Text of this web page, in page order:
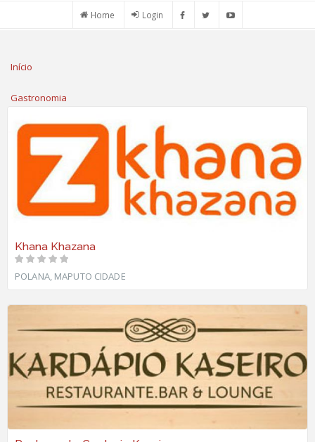
Home Login
ESTÁ
AQUI
Início
Gastronomia
Khana Khazana
POLANA, MAPUTO CIDADE